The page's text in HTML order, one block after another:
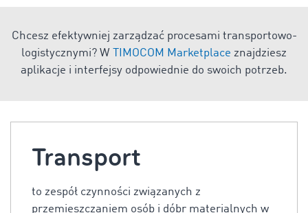
Chcesz efektywniej zarządzać procesami transportowo-
logistycznymi? W
TIMOCOM Marketplace znajdziesz
aplikacje i interfejsy odpowiednie do swoich potrzeb.
Transport
to zespół czynności związanych z
przemieszczaniem osób i dóbr materialnych w